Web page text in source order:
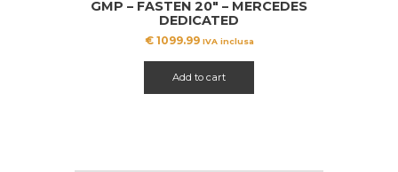
GMP – FASTEN 20″ – MERCEDES
DEDICATED
€1099.99 IVA inclusa
Add to cart